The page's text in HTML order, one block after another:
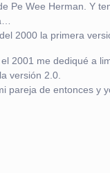
Pe Wee Herman. Y
2000 la primera
2001 me dediqué a
versión 2.0.
pareja de entonces y